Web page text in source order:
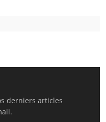
derniers articles